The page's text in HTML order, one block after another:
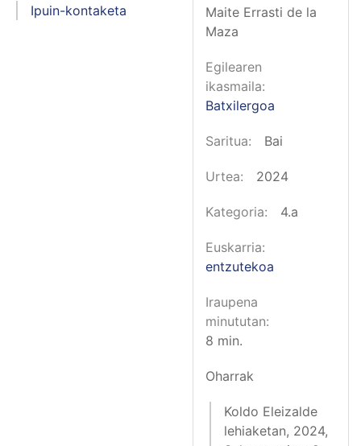
Ipuin-kontaketa
Maite Errasti de la
Maza
Egilearen
ikasmaila
Batxilergoa
Saritua Bai
Urtea 2024
Kategoria 4.a
Euskarria
entzutekoa
Iraupena
minututan
8 min.
Oharrak
Koldo Eleizalde
lehiaketan, 2024,